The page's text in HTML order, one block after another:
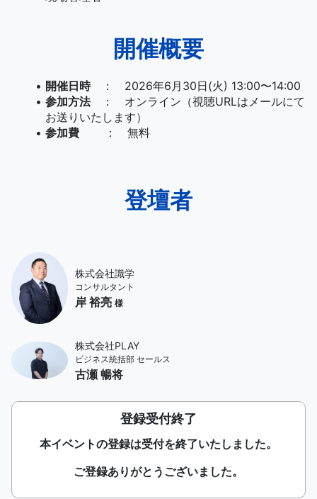
開催概要
開催日時： 2026年6月30日(火) 13:00〜14:00
参加方法： オンライン（視聴URLはメールにて
お送りいたします）
参加費
： 無料
登壇者
株式会社識学
コンサルタント
岸 裕亮 様
株式会社PLAY
ビジネス統括部 セールス
古瀬 暢将
登録受付終了
本イベントの登録は受付を終了いたしました。
ご登録ありがとうございました。